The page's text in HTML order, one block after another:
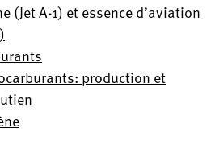
(Jet A-1) et essence d’aviation
production et